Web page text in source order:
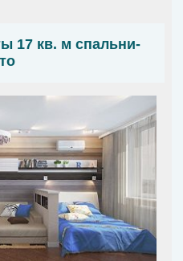
17 кв. м спальни-